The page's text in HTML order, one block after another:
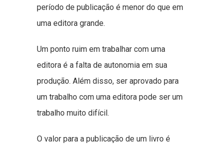
período de publicação é menor do que em
uma editora grande.
Um ponto ruim em trabalhar com uma
editora é a falta de autonomia em sua
produção. Além disso, ser aprovado para
um trabalho com uma editora pode ser um
trabalho muito difícil.
O valor para a publicação de um livro é